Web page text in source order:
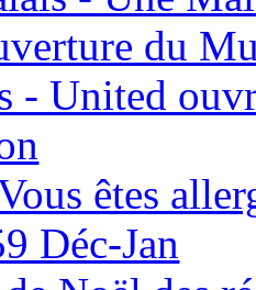
du
- United
êtes
Déc-Jan